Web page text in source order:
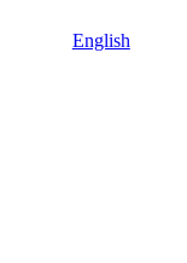
English